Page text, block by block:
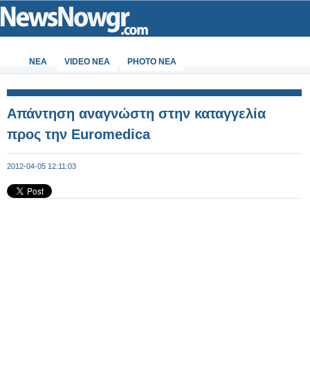
ΝΕΑ VIDEO NEA PHOTO NEA
Απάντηση αναγνώστη στην καταγγελία
προς την Euromedica
2012-04-05 12:11:03